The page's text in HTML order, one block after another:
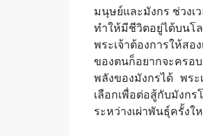
มนุษย์และมังกร ช่วง
ทำให้มีชีวิตอยู่ได้บน
พระเจ้าต้องการให้ส
ของตนก็อยากจะครอ
พลังของมังกรได้ พร
เลือกเพื่อต่อสู้กับมังก
ระหว่างเผ่าพันธุ์ครั้ง